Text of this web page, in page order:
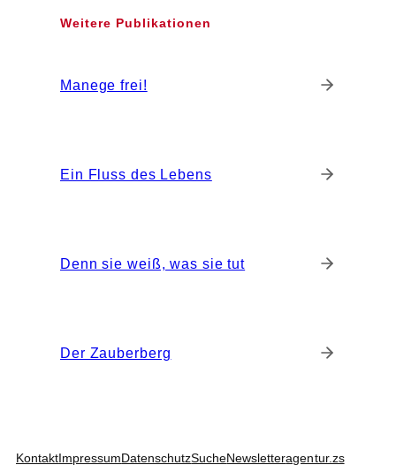
Weitere Publikationen
Manege frei!
Ein Fluss des Lebens
Denn sie weiß, was sie tut
Der Zauberberg
KontaktImpressumDatenschutzSucheNewsletteragentur.zs